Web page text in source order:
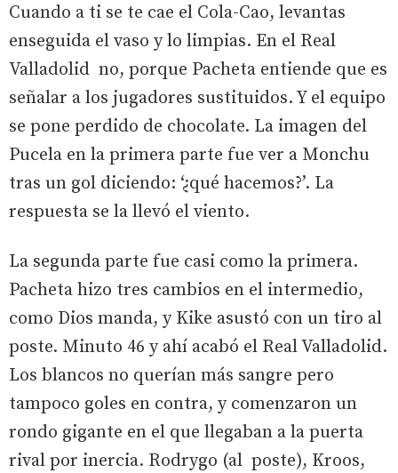
Cuando a ti se te cae el Cola-Cao, levantas
enseguida el vaso y lo limpias. En el Real
Valladolid no, porque Pacheta entiende que es
señalar a los jugadores sustituidos. Y el equipo
se pone perdido de chocolate. La imagen del
Pucela en la primera parte fue ver a Monchu
tras un gol diciendo: ‘¿qué hacemos?’. La
respuesta se la llevó el viento.
La segunda parte fue casi como la primera.
Pacheta hizo tres cambios en el intermedio,
como Dios manda, y Kike asustó con un tiro al
poste. Minuto 46 y ahí acabó el Real Valladolid.
Los blancos no querían más sangre pero
tampoco goles en contra, y comenzaron un
rondo gigante en el que llegaban a la puerta
rival por inercia. Rodrygo (al poste), Kroos,